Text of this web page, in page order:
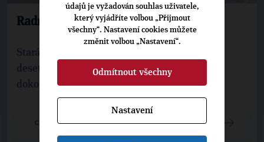
Radnice se v novém ukáže do roka
Stará radnice v Havlíčkově Brodě prochází
desetiletou rekonstrukcí, která by měla být
dokončena na jaře 2024.
CELÝ ČLÁNEK
údajů je vyžadován souhlas uživatele,
který vyjádříte volbou „Přijmout
všechny“. Nastavení cookies můžete
změnit volbou „Nastavení“.
Odmítnout všechny
Nastavení